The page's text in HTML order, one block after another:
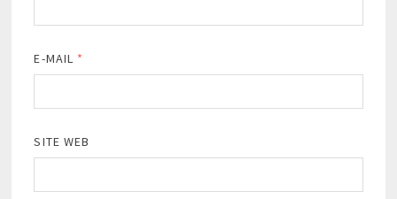
E-MAIL *
SITE WEB